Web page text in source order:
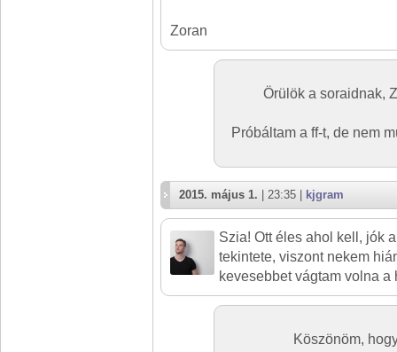
Zoran
Örülök a soraidnak,
Próbáltam a ff-t, de nem
2015. május 1. | 23:35 | kjgram
Szia! Ott éles ahol kell, jók
tekintete, viszont nekem
kevesebbet vágtam volna a
Köszönöm,